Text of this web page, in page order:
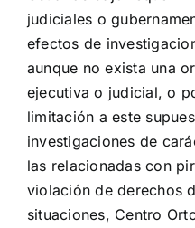
judiciales o
efectos de
aunque no exista una
ejecutiva o judicial, o
limitación a este
investigaciones de
las relacionadas con
violación de derechos
situaciones, Centro